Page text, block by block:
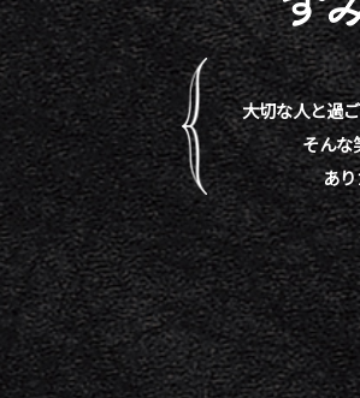
大切な人と過ご
そんな
あ